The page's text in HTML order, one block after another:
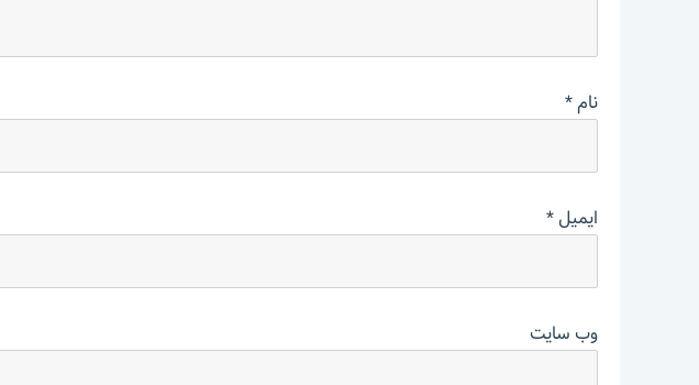
نام*
ایمیل*
وب‌ سایت